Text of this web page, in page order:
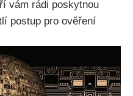
vám rádi poskytnou
postup pro ověření